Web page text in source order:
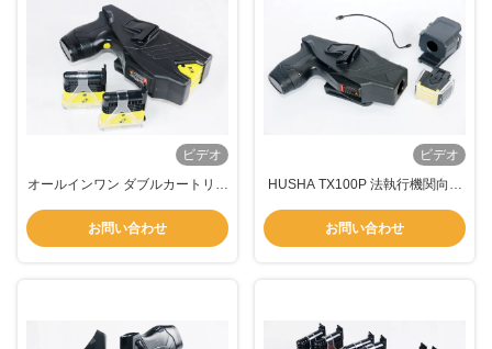
ビデオ
オールインワン ダブルカートリッ
202mm*114mm*45mm
お問い合わせ
ビデオ
HUSHA TX100P 法執行機関向け
7.4V 充電式バッテリーを備えた伝
導性エネルギー兵器
お問い合わせ